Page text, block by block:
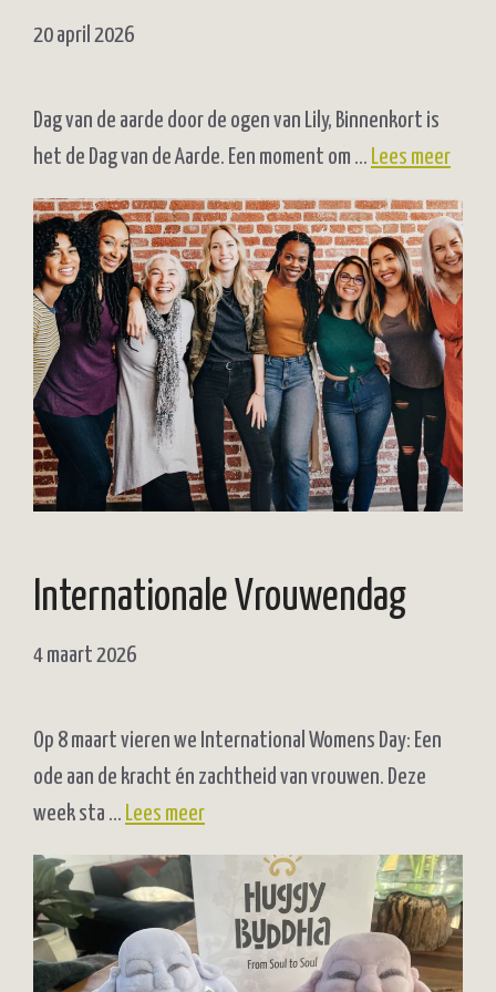
20 april 2026
Dag van de aarde door de ogen van Lily, Binnenkort is
het de Dag van de Aarde. Een moment om … Lees meer
Internationale Vrouwendag
4 maart 2026
Op 8 maart vieren we International Womens Day: Een
ode aan de kracht én zachtheid van vrouwen. Deze
week sta … Lees meer